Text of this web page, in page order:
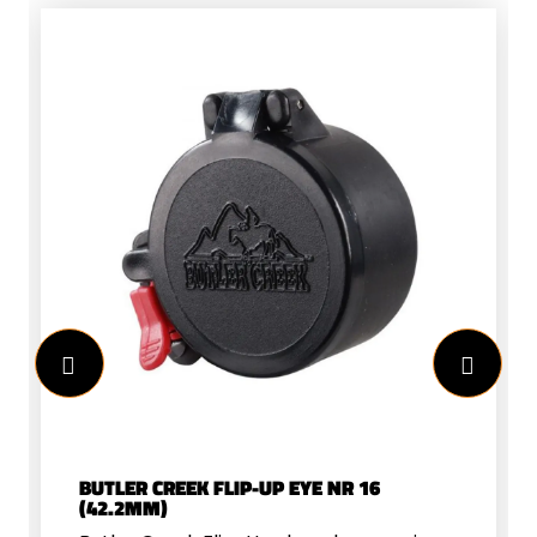
BUTLER CREEK FLIP-UP EYE NR 16
(42.2MM)